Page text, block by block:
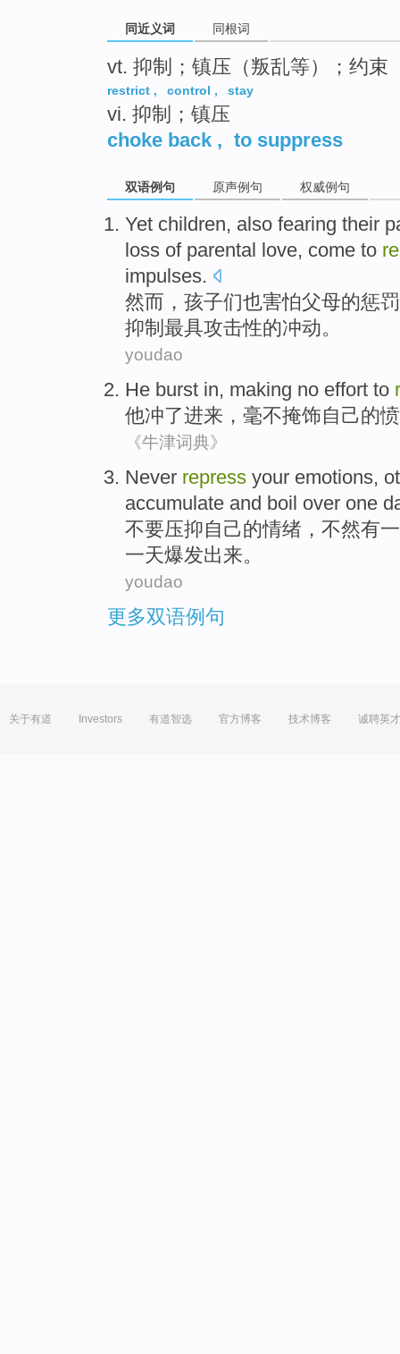
同近义词 同根词
vt. 抑制；镇压（叛乱等）；约束
restrict , control , stay
vi. 抑制；镇压
choke back , to suppress
双语例句 原声例句 权威例句
Yet children, also fearing their
loss of parental love, come to
impulses.
然而 ， 孩子们也害怕父母的惩罚
抑制 最具攻击性的冲动。
youdao
He burst in, making no effort to
他冲了进来， 毫不掩饰自己的
《牛津词典》
Never repress your emotions,
accumulate and boil over one
不要压抑自己的情绪 ， 不然有一
一天爆发出来。
youdao
更多双语例句
关于有道 Investors 有道智选 官方博客 技术博客 诚聘英才